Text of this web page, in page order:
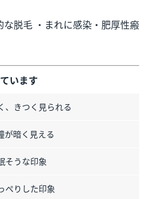
な脱毛 ・まれに感染・肥厚性瘢
います
、きつく見られる
が暗く見える
そうな印象
ぺりした印象